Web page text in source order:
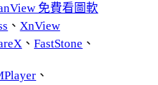
免費看圖軟
、 XnView
、FastStone 、
、